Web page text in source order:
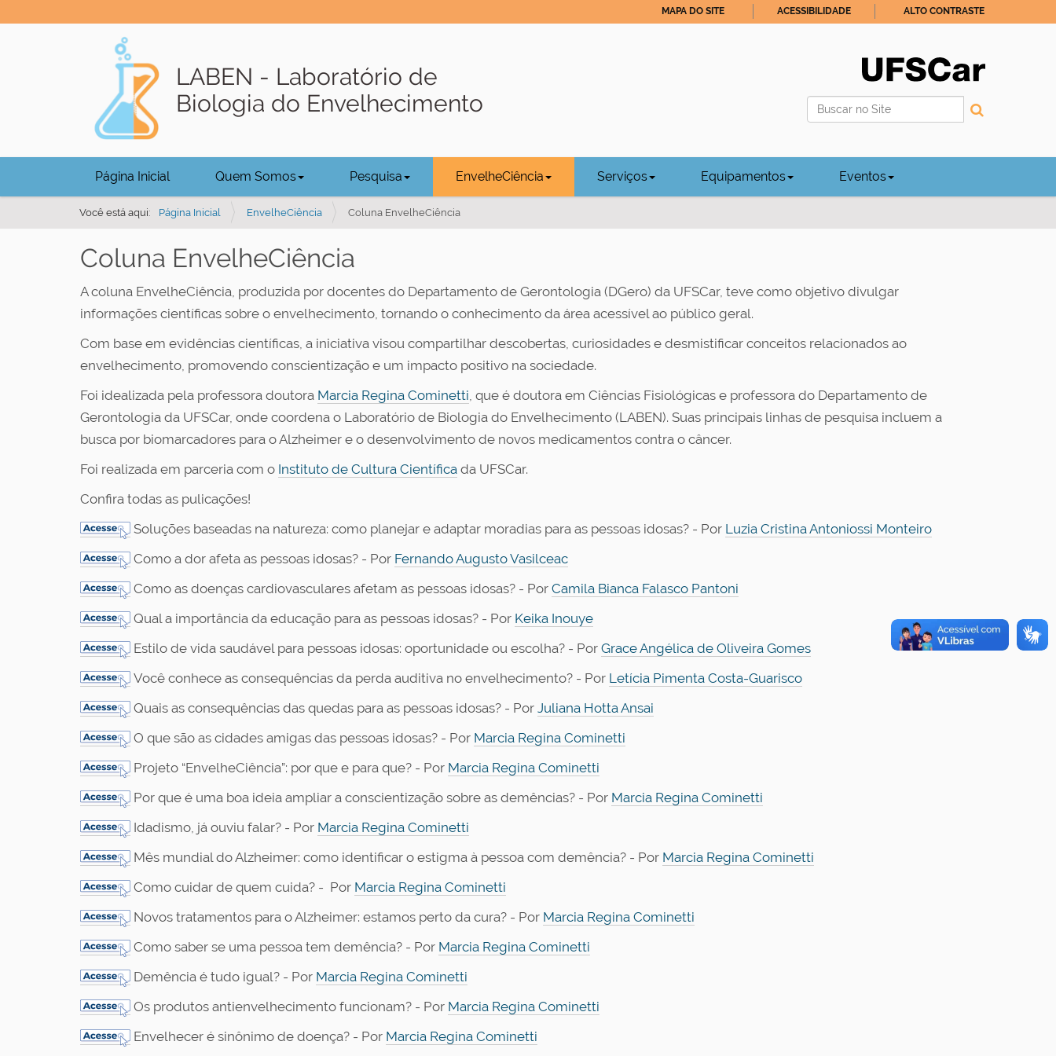
LABEN - Laboratório de
Biologia do Envelhecimento
Busca
MAPA DO SITE ACESSIBILIDADE ALTO CONTRASTE
Página Inicial Quem Somos Pesquisa EnvelheCiência Serviços Equipamentos Eventos
Você está aqui: Página Inicial EnvelheCiência Coluna EnvelheCiência
Coluna EnvelheCiência
A coluna EnvelheCiência, produzida por docentes do Departamento de Gerontologia (DGero) da UFSCar, teve como objetivo divulgar
informações científicas sobre o envelhecimento, tornando o conhecimento da área acessível ao público geral.
Com base em evidências científicas, a iniciativa visou compartilhar descobertas, curiosidades e desmistificar conceitos relacionados ao
envelhecimento, promovendo conscientização e um impacto positivo na sociedade.
Foi idealizada pela professora doutora Marcia Regina Cominetti, que é doutora em Ciências Fisiológicas e professora do Departamento de
Gerontologia da UFSCar, onde coordena o Laboratório de Biologia do Envelhecimento (LABEN). Suas principais linhas de pesquisa incluem a
busca por biomarcadores para o Alzheimer e o desenvolvimento de novos medicamentos contra o câncer.
Foi realizada em parceria com o Instituto de Cultura Científica da UFSCar.
Confira todas as pulicações!
Soluções baseadas na natureza: como planejar e adaptar moradias para as pessoas idosas? - Por Luzia Cristina Antoniossi Monteiro
Como a dor afeta as pessoas idosas? - Por Fernando Augusto Vasilceac
Como as doenças cardiovasculares afetam as pessoas idosas? - Por Camila Bianca Falasco Pantoni
Qual a importância da educação para as pessoas idosas? - Por Keika Inouye
Estilo de vida saudável para pessoas idosas: oportunidade ou escolha? - Por Grace Angélica de Oliveira Gomes
Você conhece as consequências da perda auditiva no envelhecimento? - Por Letícia Pimenta Costa-Guarisco
Quais as consequências das quedas para as pessoas idosas? - Por Juliana Hotta Ansai
O que são as cidades amigas das pessoas idosas? - Por Marcia Regina Cominetti
Projeto “EnvelheCiência”: por que e para que? - Por Marcia Regina Cominetti
Por que é uma boa ideia ampliar a conscientização sobre as demências? - Por Marcia Regina Cominetti
Idadismo, já ouviu falar? - Por Marcia Regina Cominetti
Mês mundial do Alzheimer: como identificar o estigma à pessoa com demência? - Por Marcia Regina Cominetti
Como cuidar de quem cuida? - Por Marcia Regina Cominetti
Novos tratamentos para o Alzheimer: estamos perto da cura? - Por Marcia Regina Cominetti
Como saber se uma pessoa tem demência? - Por Marcia Regina Cominetti
Demência é tudo igual? - Por Marcia Regina Cominetti
Os produtos antienvelhecimento funcionam? - Por Marcia Regina Cominetti
Envelhecer é sinônimo de doença? - Por Marcia Regina Cominetti